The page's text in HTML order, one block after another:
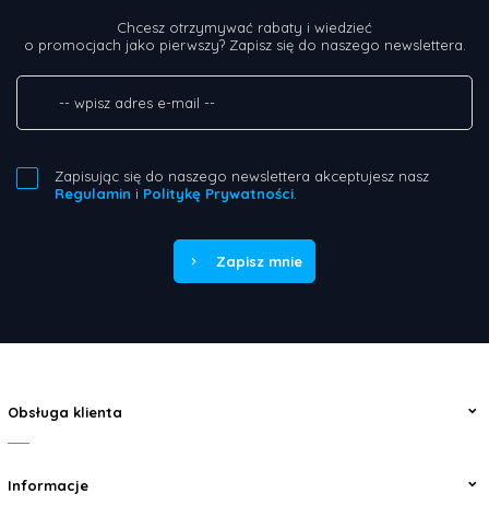
Chcesz otrzymywać rabaty i wiedzieć
o promocjach jako pierwszy? Zapisz się do naszego newslettera.
Zapisując się do naszego newslettera akceptujesz nasz
Regulamin i Politykę Prywatności.
Zapisz mnie
Obsługa klienta
Informacje